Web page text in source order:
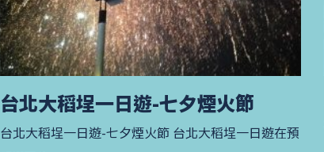
台北大稻埕一日遊-七夕煙火節
台北大稻埕一日遊-七夕煙火節 台北大稻埕一日遊在預